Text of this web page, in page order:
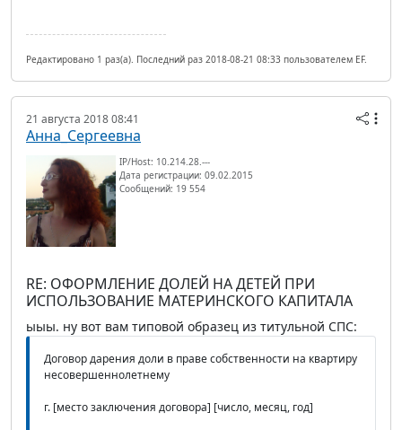
Редактировано 1 раз(а). Последний раз 2018-08-21 08:33 пользователем EF.
21 августа 2018 08:41
Анна_Сергеевна
IP/Host: 10.214.28.---
Дата регистрации: 09.02.2015
Сообщений: 19 554
RE: ОФОРМЛЕНИЕ ДОЛЕЙ НА ДЕТЕЙ ПРИ
ИСПОЛЬЗОВАНИЕ МАТЕРИНСКОГО КАПИТАЛА
ыыы. ну вот вам типовой образец из титульной СПС:
Договор дарения доли в праве собственности на квартиру
несовершеннолетнему
г. [место заключения договора] [число, месяц, год]